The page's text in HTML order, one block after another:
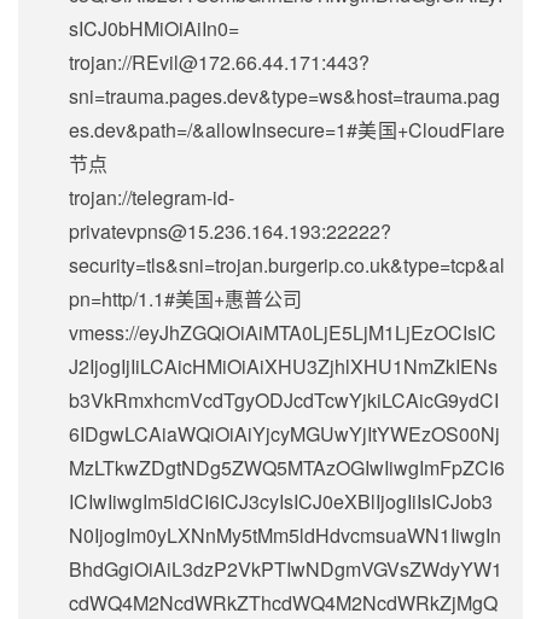
sICJ0bHMiOiAiIn0=
trojan://REvil@172.66.44.171:443?
sni=trauma.pages.dev&type=ws&host=trauma.pag
es.dev&path=/&allowInsecure=1#美国+CloudFlare
节点
trojan://telegram-id-
privatevpns@15.236.164.193:22222?
security=tls&sni=trojan.burgerip.co.uk&type=tcp&al
pn=http/1.1#美国+惠普公司
vmess://eyJhZGQiOiAiMTA0LjE5LjM1LjEzOCIsIC
J2IjogIjIiLCAicHMiOiAiXHU3ZjhlXHU1NmZkIENs
b3VkRmxhcmVcdTgyODJcdTcwYjkiLCAicG9ydCI
6IDgwLCAiaWQiOiAiYjcyMGUwYjItYWEzOS00Nj
MzLTkwZDgtNDg5ZWQ5MTAzOGIwIiwgImFpZCI6
ICIwIiwgIm5ldCI6ICJ3cyIsICJ0eXBlIjogIiIsICJob3
N0IjogIm0yLXNnMy5tMm5ldHdvcmsuaWN1IiwgIn
BhdGgiOiAiL3dzP2VkPTIwNDgmVGVsZWdyYW1
cdWQ4M2NcdWRkZThcdWQ4M2NcdWRkZjMgQ